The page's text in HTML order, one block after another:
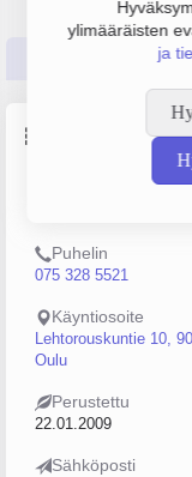
ylimääräisten
ja
Perustiedot
Puhelin
075 328 5521
Käyntiosoite
Lehtorouskuntie 10,
Oulu
Perustettu
22.01.2009
Sähköposti